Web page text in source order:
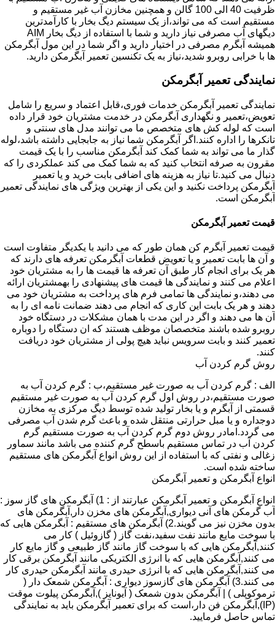
ظرفیت 40 الی 100 گالن و همچنین مخازن آب غیر مستقیم و
مستقیم است که می تواند،از یک سیستم دیگ بخار با کارآمدترین
دیگهای آب مصرفی نیاز دارید و شما با استفاده از دیگ بخار AIM
همیشه آبگرم مصرفی در اختیار دارید و اگر شما در این مول آبگرمکن
ها با خرابی روبرو شدید،نیاز به یک تکنسین تعمیر آبگرمکن دارید.
نمایندگی تعمیر آبگرمکن
نمایندگی تعمیر آبگرمکن خدمات فوری،قابل اعتماد و سریع را شامل
تعویض،تعمیر و نگهداری آبگرمکن در خدمت مشتریان خود قرار داده
است که لوله کش های متخصص ما می توانند مدل های سنتی و
تانکرها را اداره کنند.اگر آبگرمکن شما نیاز به جابجایی داشته باشد،لوله
گذار ما می تواند به شما کمک کند آبگرمکن مناسب را با یک قیمت
مقرون به صرفه انتخاب کنید که به شما کمک می کند عملکردی را که
دنبال می کنید.تا نیاز به هزینه های اضافی بابت خرید و یا تعمیر
آبگرمکن پرداخت نکنید و این یکی از بهترین ویژگی های نمایندگی تعمیر
آبگرمکن است.
قیمت تعمیر آبگرمکن
قیمت تعمیر آبگرم کن همان طور که می دانید با یکدیگر متفاوت است
و آن ها بابت تعمیر و یا تعویض قطعات آبگرمکن تعرفه های دارند که
هر یک برای انجام کار طبق آن تعرفه ها قیمت ها را به مشتریان خود
اعلام می کنند و نمایندگی ها قیمت های پیشنهادی را بهمشتریان ارائه
می دهند،و نمایندگی ها تمامی فرم های پرداخت به مشتریان خود می
دهند و هر یک بابت این کاری که انجام می دهند ضمانت نامه ای را به
آن ها می دهند و اگر در این مدت با همان مشکلات در دستگاه خود
روبرو شده باشند متخصصان موظف هستند که ان دستگاه را دوباره
تعمیر کنند و بابت سرویس نباید هیچ پولی از مشتریان خود دریافت
کنند.
روش گرم کردن آب
الف : گرم کردن آب به صورت غیر مستقیم،ب : گرم کردن آب به
صورت مستقیم،در روش اول گرم کردن آب به صورت غیر مستقیم
قسمتی از آبگرم و یا بخار تولید شده توسط دیگ مرکزی به مخازن
دوجداره و یا مبل حرارتی منتقل شده و باعث گرم شدن آب مصرفی
می گردد.امادر روش دوم گرم کردن آب به صورت مستقیم گرم
کردن آب در تماس مستقیم باسطح گرم کننده می باشد مانند سماور
زغالی و نفتی که با استفاده از این روش انواع آبگرمکن های مستقیم
ساخته شده است.
انواع آبگرمکن و تعمیر آبگرمکن
انواع آبگرمکن و تعمیر آبگرمکن عبارتند از : 1) آبگرمکن های گاز سوز :
آب گرمکن های آنی دیواری,آبگرمکن های مخزن دار,آبگرمکن های
بدون مخزن نیز می گویند.2) آبگرمکن های مستقیم : آبگرمکن هایی که
با سوخت مایع مانند نفت سفید،نفت گاز ( گازوئیل ) کار می
کنند,آبگرمکن هایی که با سوخت گاز مانند گاز طبیعی و گاز مایع کار
می کنند,آبگرمکن هایی که با انرژی الکتریکی مانند آبگرمکن برقی کار
می کنند,آبگرمکن هایی که با انرژی حیدری مانند آبگرمکن حیدری کار
می کنند.3) آبگرمکن های گازسوز دیواری : آبگرمکن شمعک دار (
ترموکوپلی ) | آبگرمکن بدون شمعک ( آیونایز ),آبگرمکن پیلوت موقت
(IP),آبگرمکن فن دار،است که برای تعمیر آبگرمکن باید به نمایندگی
تماس حاصل فرمایید.